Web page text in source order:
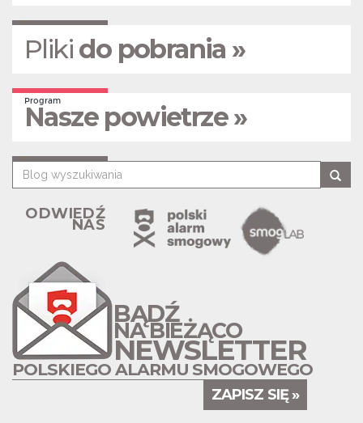
Pliki do pobrania »
Program
Nasze powietrze »
ODWIEDŹ
NAS
BĄDŹ
NA BIEŻĄCO
NEWSLETTER
POLSKIEGO ALARMU SMOGOWEGO
ZAPISZ SIĘ »